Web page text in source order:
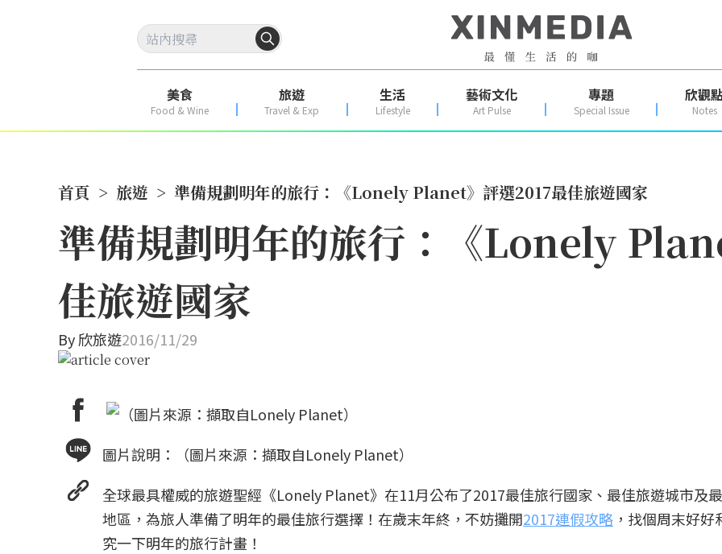
美食
Food & Wine
旅遊
Travel & Exp
生活
Lifestyle
藝術文化
Art Pulse
專題
Special Issue
欣觀點
Notes
首頁 > 旅遊 > 準備規劃明年的旅行：《Lonely Planet》評選2017最佳旅遊國家
準備規劃明年的旅行：《Lonely
佳旅遊國家
By欣旅遊2016/11/29
圖片說明：（圖片來源：擷取自Lonely Planet）
全球最具權威的旅遊聖經《Lonely Planet》在11月公布了2017最佳旅行國家、最佳旅遊城市及
地區，為旅人準備了明年的最佳旅行選擇！在歲末年終，不妨攤開2017連假攻略 ，找個周末好好
究一下明年的旅行計畫！